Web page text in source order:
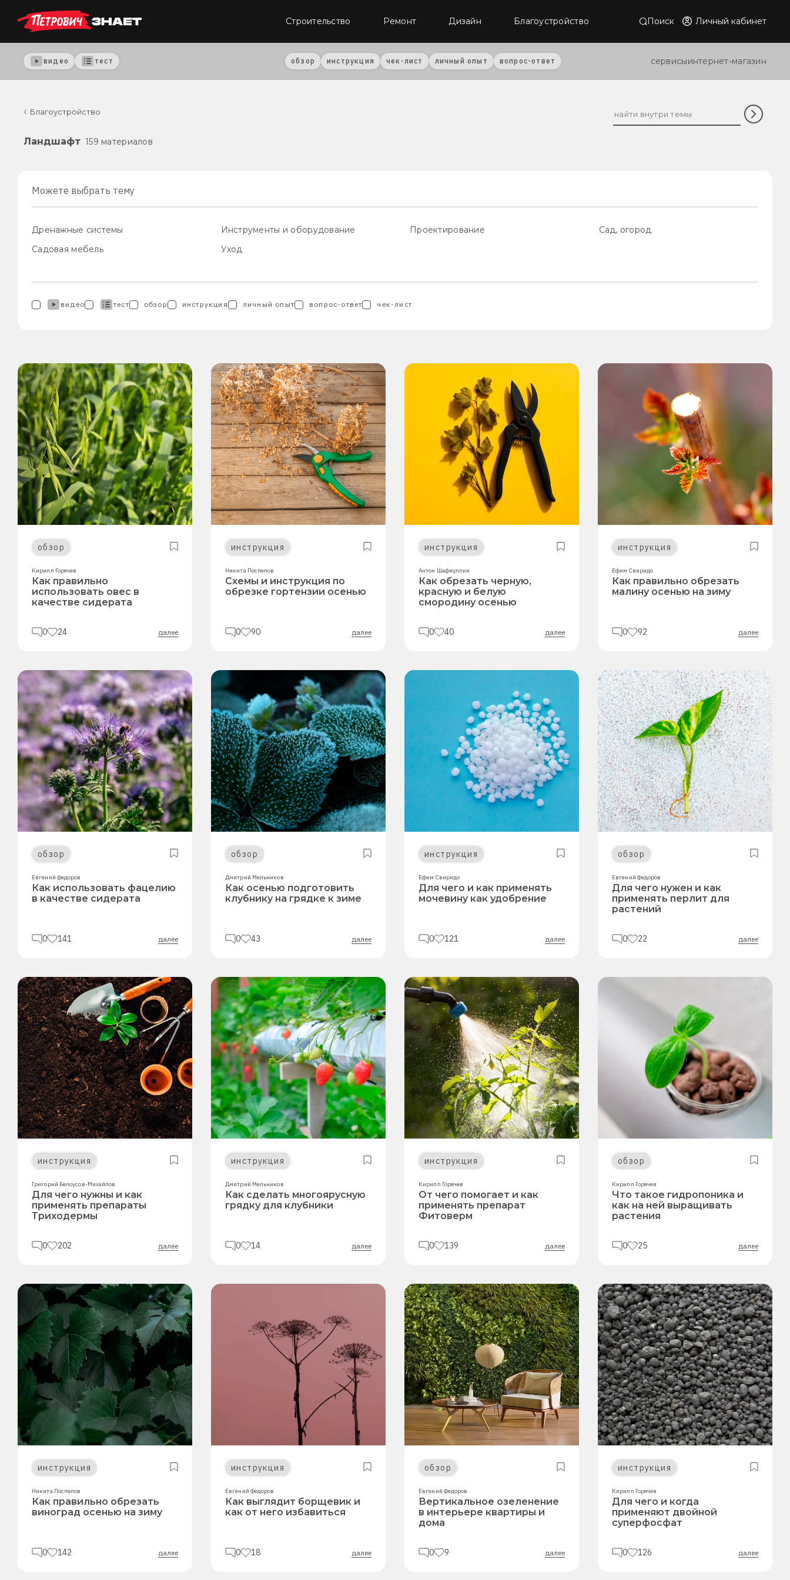
Строительство Ремонт Дизайн Благоустройство Поиск Личный кабинет
видео тест обзор инструкция чек-лист личный опыт вопрос-ответ сервисыинтернет-магазин
Благоустройство
Ландшафт 159 материалов
Можете выбрать тему
видео тест обзор инструкция личный опыт вопрос-ответ чек-лист
Дренажные системы Инструменты и оборудование Проектирование
Сад, огород
Садовая мебель
Уход
обзор
Кирилл Горячев
Как правильно
использовать овес в
качестве сидерата
0 24 далее
инструкция
Никита Поспелов
Схемы и инструкция по
обрезке гортензии осенью
0 90 далее
инструкция
Антон Шафиуллин
Как обрезать черную,
красную и белую
смородину осенью
0 40 далее
инструкция
Ефим Свиридо
Как правильно обрезать
малину осенью на зиму
0 92 далее
обзор
Евгений Федоров
Как использовать фацелию
в качестве сидерата
0 141 далее
обзор
Дмитрий Мельников
Как осенью подготовить
клубнику на грядке к зиме
0 43 далее
инструкция
Ефим Свиридо
Для чего и как применять
мочевину как удобрение
0 121 далее
обзор
Евгений Федоров
Для чего нужен и как
применять перлит для
растений
0 22 далее
инструкция
Григорий Белоусов-Михайлов
Для чего нужны и как
применять препараты
Триходермы
0 202 далее
инструкция
Дмитрий Мельников
Как сделать многоярусную
грядку для клубники
0 14 далее
инструкция
Кирилл Горячев
От чего помогает и как
применять препарат
Фитоверм
0 139 далее
обзор
Кирилл Горячев
Что такое гидропоника и
как на ней выращивать
растения
0 25 далее
инструкция
Никита Поспелов
Как правильно обрезать
виноград осенью на зиму
0 142 далее
инструкция
Евгений Федоров
Как выглядит борщевик и
как от него избавиться
0 18 далее
обзор
Евгений Федоров
Вертикальное озеленение
в интерьере квартиры и
дома
0 9 далее
инструкция
Кирилл Горячев
Для чего и когда
применяют двойной
суперфосфат
0 126 далее